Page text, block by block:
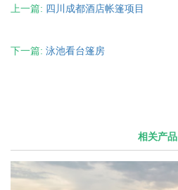
上一篇: 四川成都酒店帐篷项目
下一篇: 泳池看台篷房
相关产品